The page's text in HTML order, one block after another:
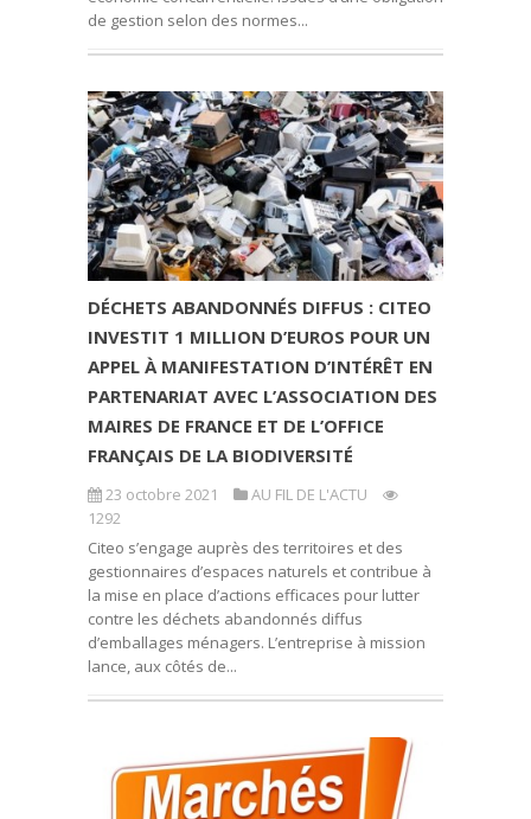
de gestion selon des normes...
DÉCHETS ABANDONNÉS DIFFUS : CITEO
INVESTIT 1 MILLION D’EUROS POUR UN
APPEL À MANIFESTATION D’INTÉRÊT EN
PARTENARIAT AVEC L’ASSOCIATION DES
MAIRES DE FRANCE ET DE L’OFFICE
FRANÇAIS DE LA BIODIVERSITÉ
23 octobre 2021
AU FIL DE L'ACTU
1292
Citeo s’engage auprès des territoires et des
gestionnaires d’espaces naturels et contribue à
la mise en place d’actions efficaces pour lutter
contre les déchets abandonnés diffus
d’emballages ménagers. L’entreprise à mission
lance, aux côtés de...